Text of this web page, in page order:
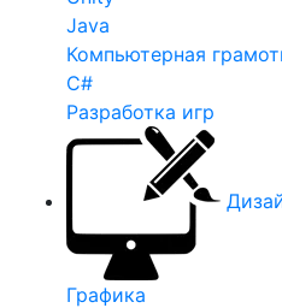
Java
Компьютерная
C#
Разработка игр
Графика